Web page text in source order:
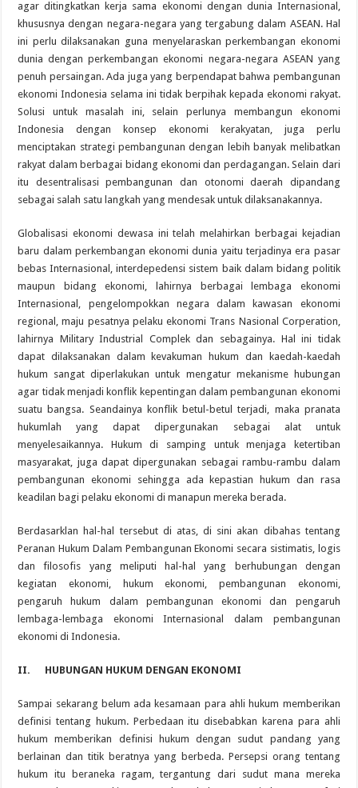
agar ditingkatkan kerja sama ekonomi dengan dunia Internasional,
khususnya dengan negara-negara yang tergabung dalam ASEAN. Hal
ini perlu dilaksanakan guna menyelaraskan perkembangan ekonomi
dunia dengan perkembangan ekonomi negara-negara ASEAN yang
penuh persaingan. Ada juga yang berpendapat bahwa pembangunan
ekonomi Indonesia selama ini tidak berpihak kepada ekonomi rakyat.
Solusi untuk masalah ini, selain perlunya membangun ekonomi
Indonesia dengan konsep ekonomi kerakyatan, juga perlu
menciptakan strategi pembangunan dengan lebih banyak melibatkan
rakyat dalam berbagai bidang ekonomi dan perdagangan. Selain dari
itu desentralisasi pembangunan dan otonomi daerah dipandang
sebagai salah satu langkah yang mendesak untuk dilaksanakannya.
Globalisasi ekonomi dewasa ini telah melahirkan berbagai kejadian
baru dalam perkembangan ekonomi dunia yaitu terjadinya era pasar
bebas Internasional, interdepedensi sistem baik dalam bidang politik
maupun bidang ekonomi, lahirnya berbagai lembaga ekonomi
Internasional, pengelompokkan negara dalam kawasan ekonomi
regional, maju pesatnya pelaku ekonomi Trans Nasional Corperation,
lahirnya Military Industrial Complek dan sebagainya. Hal ini tidak
dapat dilaksanakan dalam kevakuman hukum dan kaedah-kaedah
hukum sangat diperlakukan untuk mengatur mekanisme hubungan
agar tidak menjadi konflik kepentingan dalam pembangunan ekonomi
suatu bangsa. Seandainya konflik betul-betul terjadi, maka pranata
hukumlah yang dapat dipergunakan sebagai alat untuk
menyelesaikannya. Hukum di samping untuk menjaga ketertiban
masyarakat, juga dapat dipergunakan sebagai rambu-rambu dalam
pembangunan ekonomi sehingga ada kepastian hukum dan rasa
keadilan bagi pelaku ekonomi di manapun mereka berada.
Berdasarklan hal-hal tersebut di atas, di sini akan dibahas tentang
Peranan Hukum Dalam Pembangunan Ekonomi secara sistimatis, logis
dan filosofis yang meliputi hal-hal yang berhubungan dengan
kegiatan ekonomi, hukum ekonomi, pembangunan ekonomi,
pengaruh hukum dalam pembangunan ekonomi dan pengaruh
lembaga-lembaga ekonomi Internasional dalam pembangunan
ekonomi di Indonesia.
II. HUBUNGAN HUKUM DENGAN EKONOMI
Sampai sekarang belum ada kesamaan para ahli hukum memberikan
definisi tentang hukum. Perbedaan itu disebabkan karena para ahli
hukum memberikan definisi hukum dengan sudut pandang yang
berlainan dan titik beratnya yang berbeda. Persepsi orang tentang
hukum itu beraneka ragam, tergantung dari sudut mana mereka